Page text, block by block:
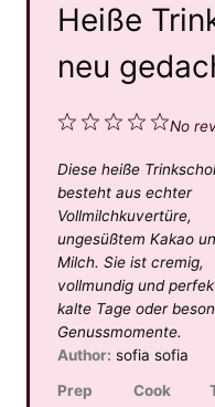
Heiße
neu
5
t
a
r
s
4
t
a
r
s
3
t
a
r
s
2
t
a
r
s
1
t
a
r
No
Diese heiße
besteht aus echter
Vollmilchkuvertüre,
ungesüßtem Kakao
Milch. Sie ist cremig,
vollmundig und
kalte Tage oder
Genussmomente.
Author: sofia sofia
Prep
Cook